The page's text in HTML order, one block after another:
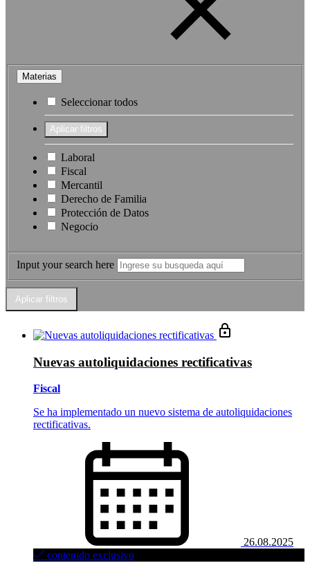
Materias
Seleccionar todos
Laboral
Fiscal
Mercantil
Derecho de Familia
Protección de Datos
Negocio
Input your search here
Nuevas autoliquidaciones rectificativas
Fiscal
Se ha implementado un nuevo sistema de autoliquidaciones
rectificativas.
26.08.2025
contenido exclusivo